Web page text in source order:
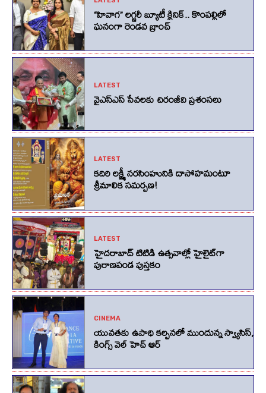
“హివాగ” లగ్జరీ బ్యూటీ క్లినిక్.. కొంపల్లిలో
ఘనంగా రెండవ బ్రాంచ్
LATEST
వైఎస్ఎస్ సేవలకు చిరంజీవి ప్రశంసలు
LATEST
కదిరి లక్ష్మీ నరసింహునికి దాసోహమంటూ
శ్రీమాలిక సమర్పణ!
LATEST
హైదరాబాద్ టిటిడి ఉత్సవాల్లో హైలైట్‌గా
పురాణపండ పుస్తకం
CINEMA
యువతకు ఉపాధి కల్పనలో ముందున్న స్వ్యాసిస్,
కింగ్స్‌ వెల్‌ హెచ్‌ ఆర్‌